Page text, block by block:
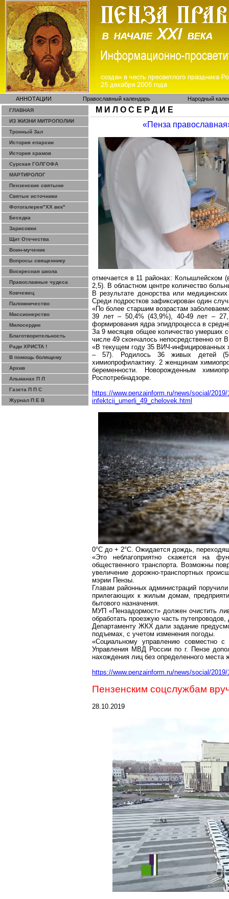
АННОТАЦИИ Православный календарь Народный
ГЛАВНАЯ
ИЗ ЖИЗНИ МИТРОПОЛИИ
Тронный Зал
История епархии
История храмов
Сурская ГОЛГОФА
МАРТИРОЛОГ
Пензенские святыни
Святые источники
Фотогалерея"ХХ век"
Беседка
Зарисовки
Щит Отечества
Воин-мученик
Вопросы священнику
Воскресная школа
Православные чудеса
Ковчежец
Паломничество
Миссионерство
Милосердие
Благотворительность
Ради ХРИСТА !
В помощь болящему
Архив
Альманах П Л
Газета П П С
Журнал П Е В
М И Л О С Е Р Д И Е
«Пенза
отмечается в 11 районах: Колышлейском
2,5). В областном центре количество
В результате донорства или
Среди подростков зафиксирован один
«Поболее старшим возрастам
39 лет – 50,4% (43,9%), 40-49 лет –
формирования ядра эпидпроцессав
За 9 месяцев общее количество умерших
числе 49 скончалось непосредственно от
«В текущем году 35 ВИЧ-
– 57). Родилось 36 живых детей
химиопрофилактику. 2 женщинам
беременности. Новорожденным
Роспотребнадзоре.
https://www.penzainform.ru/news/social/
infektcii_umerli_49_chelovek.html
0°С до + 2°С. Ожидается дождь,
«Это неблагоприятно скажется на
общественного транспорта. Возможны
увеличение дорожно-транспортных
мэрии Пензы.
Главам районных администраций
прилегающих к жилым домам,
бытового назначения.
МУП «Пензадормост» должен очистить
обработать проезжую часть
Департаменту ЖКХ дали задание
подъемах, с учетом изменения погоды.
«Социальному управлению совместно с
Управления МВД России по г. Пензе
нахождения лиц без определенного места
https://www.penzainform.ru/news/social/
Пензенским соцслужбам
28.10.2019